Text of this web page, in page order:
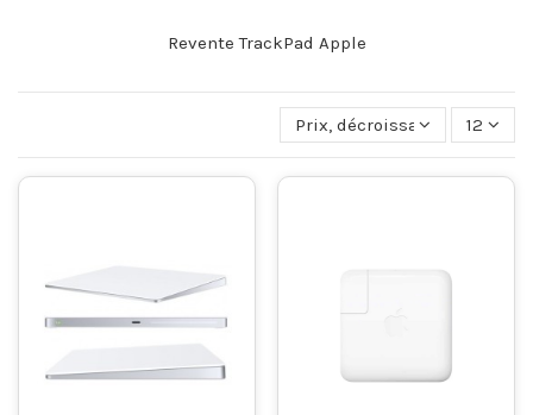
Revente TrackPad Apple
Prix, décroissant 12